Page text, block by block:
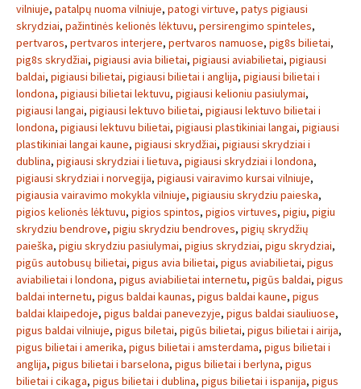
vilniuje, patalpų nuoma vilniuje, patogi virtuve, patys pigiausi
skrydziai, pažintinės kelionės lėktuvu, persirengimo spinteles,
pertvaros, pertvaros interjere, pertvaros namuose, pig8s bilietai,
pig8s skrydžiai, pigiausi avia bilietai, pigiausi aviabilietai, pigiausi
baldai, pigiausi bilietai, pigiausi bilietai i anglija, pigiausi bilietai i
londona, pigiausi bilietai lektuvu, pigiausi kelioniu pasiulymai,
pigiausi langai, pigiausi lektuvo bilietai, pigiausi lektuvo bilietai i
londona, pigiausi lektuvu bilietai, pigiausi plastikiniai langai, pigiausi
plastikiniai langai kaune, pigiausi skrydžiai, pigiausi skrydziai i
dublina, pigiausi skrydziai i lietuva, pigiausi skrydziai i londona,
pigiausi skrydziai i norvegija, pigiausi vairavimo kursai vilniuje,
pigiausia vairavimo mokykla vilniuje, pigiausiu skrydziu paieska,
pigios kelionės lėktuvu, pigios spintos, pigios virtuves, pigiu, pigiu
skrydziu bendrove, pigiu skrydziu bendroves, pigių skrydžių
paieška, pigiu skrydziu pasiulymai, pigius skrydziai, pigu skrydziai,
pigūs autobusų bilietai, pigus avia bilietai, pigus aviabilietai, pigus
aviabilietai i londona, pigus aviabilietai internetu, pigūs baldai, pigus
baldai internetu, pigus baldai kaunas, pigus baldai kaune, pigus
baldai klaipedoje, pigus baldai panevezyje, pigus baldai siauliuose,
pigus baldai vilniuje, pigus biletai, pigūs bilietai, pigus bilietai i airija,
pigus bilietai i amerika, pigus bilietai i amsterdama, pigus bilietai i
anglija, pigus bilietai i barselona, pigus bilietai i berlyna, pigus
bilietai i cikaga, pigus bilietai i dublina, pigus bilietai i ispanija, pigus